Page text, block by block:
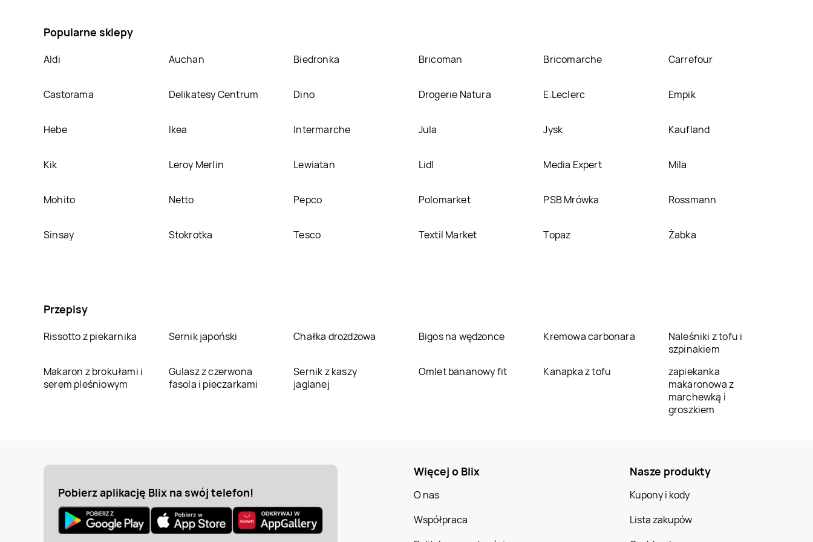
Popularne sklepy
Aldi Auchan Biedronka Bricoman Bricomarche Carrefour
Castorama Delikatesy Centrum Dino Drogerie Natura E.Leclerc Empik
Hebe Ikea Intermarche Jula Jysk Kaufland
Kik Leroy Merlin Lewiatan Lidl Media Expert Mila
Mohito Netto Pepco Polomarket PSB Mrówka Rossmann
Sinsay Stokrotka Tesco Textil Market Topaz Żabka
Przepisy
Rissotto z piekarnika Sernik japoński Chałka drożdżowa Bigos na wędzonce Kremowa carbonara
Naleśniki z tofu i
szpinakiem
Makaron z brokułami i
serem pleśniowym
Gulasz z czerwona
fasola i pieczarkami
Sernik z kaszy
jaglanej
Omlet bananowy fit Kanapka z tofu
zapiekanka
makaronowa z
marchewką i
groszkiem
Pobierz aplikację Blix na swój telefon!
Więcej o Blix
O nas
Współpraca
Nasze produkty
Kupony i kody
Lista zakupów